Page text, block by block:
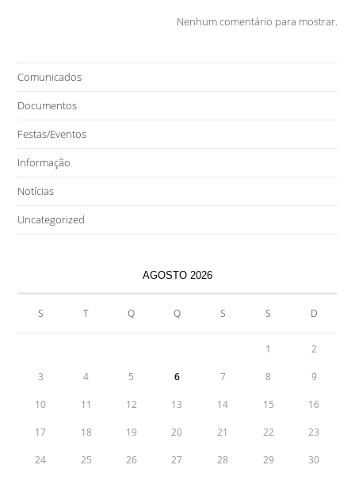
Nenhum comentário para mostrar.
Comunicados
Documentos
Festas/Eventos
Informação
Notícias
Uncategorized
AGOSTO 2026
S T Q Q S S D
1 2
3 4 5 6 7 8 9
10 11 12 13 14 15 16
17 18 19 20 21 22 23
24 25 26 27 28 29 30